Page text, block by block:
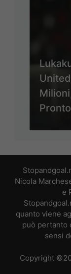
Nicola
e
quanto viene
può pertanto
sensi
Copyright